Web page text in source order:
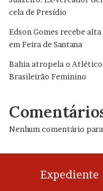
cela de Presídio
Edson Gomes recebe
em Feira de Santana
Bahia atropela o
Brasileirão Feminino
Nenhum comentário
Expediente